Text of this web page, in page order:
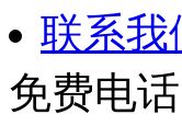
联系我
免费电